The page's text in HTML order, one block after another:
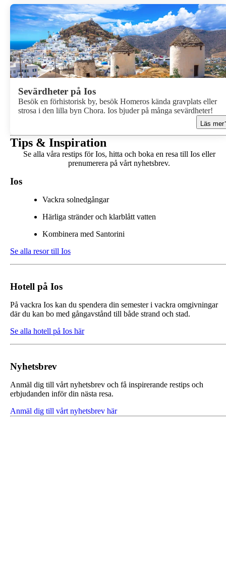
Sevärdheter på Ios
Besök en förhistorisk by, besök Homeros kända gravplats eller
strosa i den lilla byn Chora. Ios bjuder på många sevärdheter!
Läs mer
Tips & Inspiration
Se alla våra restips för Ios, hitta och boka en resa till Ios eller
prenumerera på vårt nyhetsbrev.
Ios
Vackra solnedgångar
Härliga stränder och klarblått vatten
Kombinera med Santorini
Se alla resor till Ios
Hotell på Ios
På vackra Ios kan du spendera din semester i vackra omgivningar
där du kan bo med gångavstånd till både strand och stad.
Se alla hotell på Ios här
Nyhetsbrev
Anmäl dig till vårt nyhetsbrev och få inspirerande restips och
erbjudanden inför din nästa resa.
Anmäl dig till vårt nyhetsbrev här